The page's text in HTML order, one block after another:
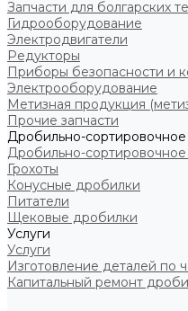
Запчасти для болгарских
Гидрооборудование
Электродвигатели
Редукторы
Приборы безопасности и
Электрооборудование
Метизная продукция
Прочие запчасти
Дробильно-
Дробильно-
Грохоты
Конусные дробилки
Питатели
Щековые дробилки
Услуги
Услуги
Изготовление деталей по
Капитальный ремонт